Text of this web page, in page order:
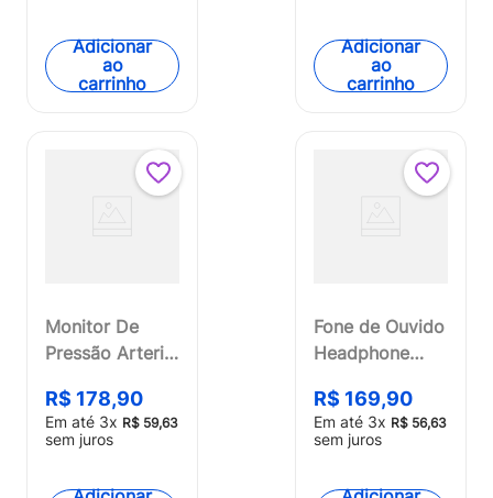
Adicionar
ao
carrinho
Adicionar
ao
carrinho
Monitor De
Pressão Arterial
Saúde - HC206
R$ 178,90
Em até 3x R$ 59,63
sem juros
Fone de Ouvido
Headphone
Bluetooth Preto
Pulse - PH430
R$ 169,90
Em até 3x R$ 56,63
sem juros